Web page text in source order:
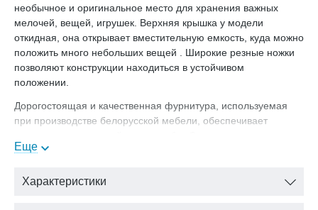
необычное и оригинальное место для хранения важных
мелочей, вещей, игрушек. Верхняя крышка у модели
откидная, она открывает вместительную емкость, куда можно
положить много небольших вещей . Широкие резные ножки
позволяют конструкции находиться в устойчивом
положении.
Дорогостоящая и качественная фурнитура, используемая
при производстве белорусской мебели, обеспечивает
массива ольхи. Мебель, произведенная из дерева сама по
одинаковых срезов древесины.
Еще
Характеристики